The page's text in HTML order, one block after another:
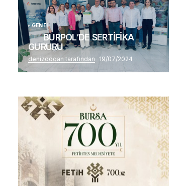
GENEL
BURPOL’DE SERTİFİKA
GURURU
denizdogan tarafından 19/07/2024